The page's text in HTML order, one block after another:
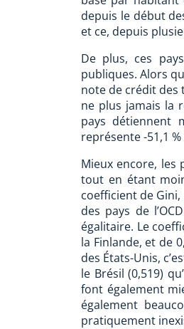
depuis le début
et ce, depuis
De plus, ces
publiques. Alors
note de crédit des
ne plus jamais la
pays détiennent
représente -51,1
Mieux encore, les
tout en étant
coefficient de
des pays de
égalitaire. Le
la Finlande, et de
des États-Unis,
le Brésil (0,519)
font également
également
pratiquement